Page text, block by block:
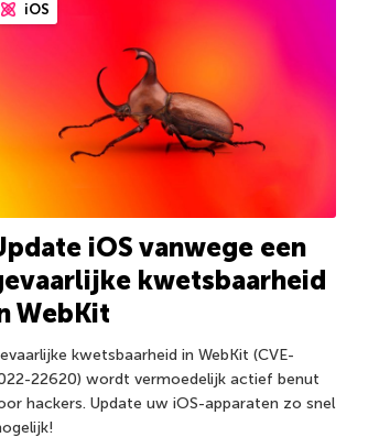
iOS
iOS vanwege een
kwetsbaarheid
WebKit
kwetsbaarheid in WebKit (CVE-
22620) wordt vermoedelijk actief benut
hackers. Update uw iOS-apparaten zo snel